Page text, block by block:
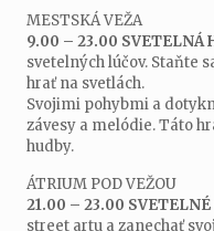
MESTSKÁ VEŽA
9.00 – 23.00 SVETELNÁ
svetelných lúčov. Staňte
hrať na svetlách.
Svojimi pohybmi a
závesy a melódie. Táto
hudby.
ÁTRIUM POD VEŽOU
21.00 – 23.00
street artu a zanechať